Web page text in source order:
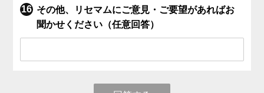
その他、リセマムにご意見・ご要望があればお
聞かせください（任意回答）